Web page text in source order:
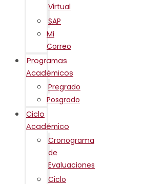
Virtual
SAP
Mi
Correo
Programas
Académicos
Pregrado
Posgrado
Ciclo
Académico
Cronograma
de
Evaluaciones
Ciclo